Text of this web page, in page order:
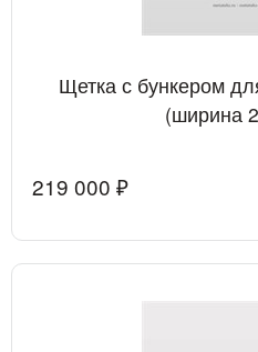
Щетка с бункером
(ширина
219 000 ₽